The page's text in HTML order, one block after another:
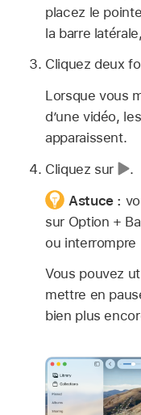
placez le
la barre
Cliquez deux
Lorsque vous
d’une vidéo,
apparaissent.
Cliquez sur
.
Astuce :
sur Option +
ou interrompre
Vous pouvez
mettre en
bien plus